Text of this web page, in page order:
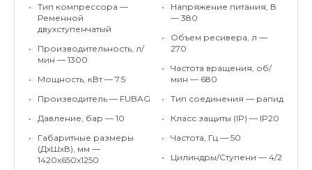
•
Тип компрессора —
Ременной
двухступенчатый
•
Производительность, л/
мин — 1300
•
Мощность, кВт — 7.5
•
Производитель — FUBAG
•
Давление, бар — 10
•
Габаритные размеры
(ДхШхВ), мм —
1420х650х1250
•
Напряжение питания, В
— 380
•
Объем ресивера, л —
270
•
Частота вращения, об/
мин — 680
•
Тип соединения — рапид
•
Класс защиты (IP) — IP20
•
Частота, Гц — 50
•
Цилиндры/Ступени — 4/2